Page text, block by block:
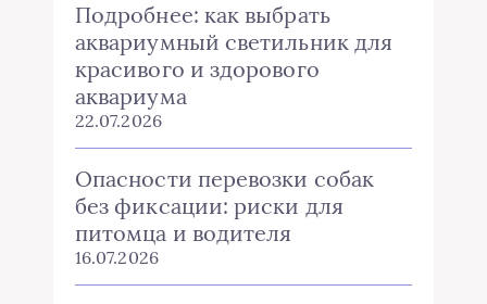
Подробнее: как выбрать
аквариумный светильник для
красивого и здорового
аквариума
22.07.2026
Опасности перевозки собак
без фиксации: риски для
питомца и водителя
16.07.2026